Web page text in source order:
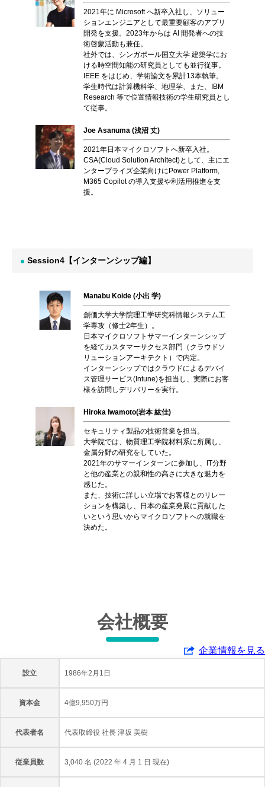
2021年に Microsoft へ新卒入社し、ソリュー
ションエンジニアとして最重要顧客のアプリ
開発を支援。2023年からは AI 開発者への技
術啓蒙活動も兼任。
社外では、シンガポール国立大学 建築学にお
ける時空間知能の研究員としても並行従事。
IEEE をはじめ、学術論文を累計13本執筆。
学生時代は計算機科学、地理学、また、IBM
Research 等で位置情報技術の学生研究員とし
て従事。
Joe Asanuma (浅沼 丈)
2021年日本マイクロソフトへ新卒入社。
CSA(Cloud Solution Architect)として、主にエ
ンタープライズ企業向けにPower Platform,
M365 Copilot の導入支援や利活用推進を支
援。
Session4【インターンシップ編】
Manabu Koide (小出 学)
創価大学大学院理工学研究科情報システム工
学専攻（修士2年生）。
日本マイクロソフトサマーインターンシップ
を経てカスタマーサクセス部門（クラウドソ
リューションアーキテクト）で内定。
インターンシップではクラウドによるデバイ
ス管理サービス(Intune)を担当し、実際にお客
様を訪問しデリバリーを実行。
Hiroka Iwamoto(岩本 紘佳)
セキュリティ製品の技術営業を担当。
大学院では、物質理工学院材料系に所属し、
金属分野の研究をしていた。
2021年のサマーインターンに参加し、IT分野
と他の産業との親和性の高さに大きな魅力を
感じた。
また、技術に詳しい立場でお客様とのリレー
ションを構築し、日本の産業発展に貢献した
いという思いからマイクロソフトへの就職を
決めた。
会社概要
企業情報を見る
設立 1986年2月1日
資本金 4億9,950万円
代表者名 代表取締役 社長 津坂 美樹
従業員数 3,040 名 (2022 年 4 月 1 日 現在)